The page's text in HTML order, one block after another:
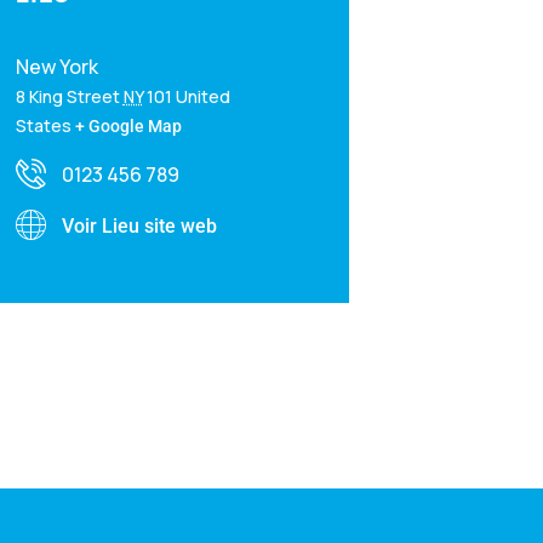
New York
8 King StreetNY101 United
States + Google Map
0123 456 789
Voir Lieu site web